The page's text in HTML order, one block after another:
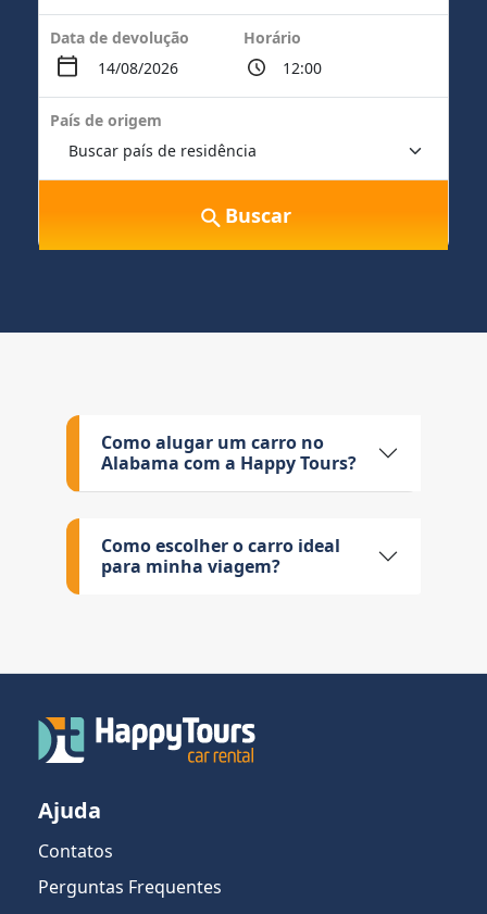
Data de devolução Horário
País de origem
Buscar
Como alugar um carro no
Alabama com a Happy Tours?
Como escolher o carro ideal
para minha viagem?
Ajuda
Contatos
Perguntas Frequentes